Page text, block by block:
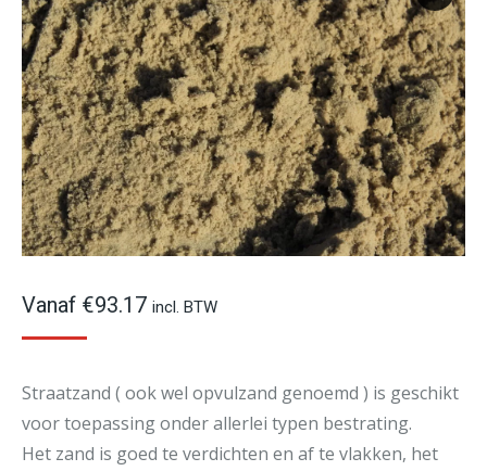
Vanaf €93.17 incl. BTW
Straatzand ( ook wel opvulzand genoemd ) is geschikt
voor toepassing onder allerlei typen bestrating.
Het zand is goed te verdichten en af te vlakken, het